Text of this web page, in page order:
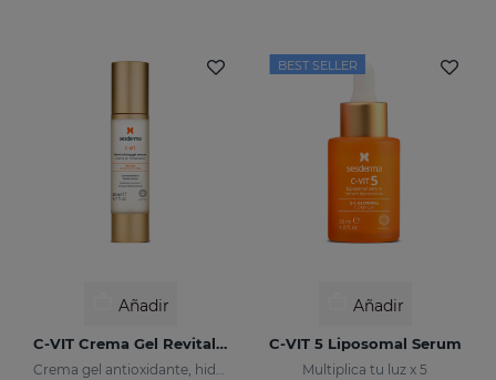
Añadir
C-VIT Crema Gel Revitalizante
Crema gel antioxidante, hidratante, antiarrugas e iluminador
BEST SELLER
Añadir
C-VIT 5 Liposomal Serum
Multiplica tu luz x 5